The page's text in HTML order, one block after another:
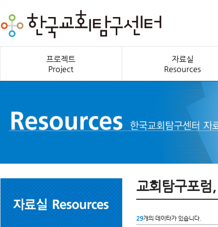
프로젝트
Project
자료실
Resources
교회탐구포럼
29개의 데이타가 있습니다.